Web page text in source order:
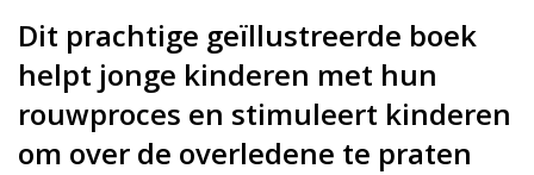
Dit prachtige geïllustreerde boek
helpt jonge kinderen met hun
rouwproces en stimuleert kinderen
om over de overledene te praten